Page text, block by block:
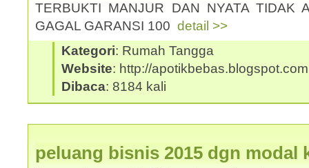
TERBUKTI MANJUR DAN NYATA TIDAK
GAGAL GARANSI 100 detail >>
Kategori: Rumah Tangga
Website: http://apotikbebas.blogspot.com
Dibaca: 8184 kali
peluang bisnis 2015 dgn modal